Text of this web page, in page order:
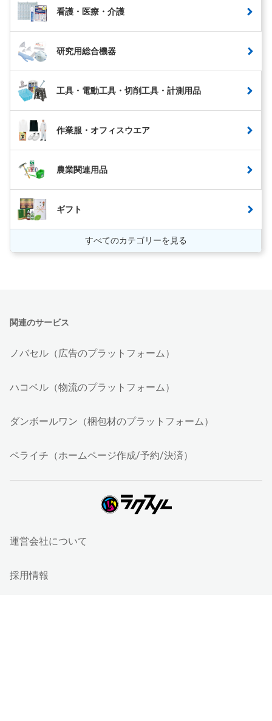
看護・医療・介護
研究用総合機器
工具・電動工具・切削工具・計測用品
作業服・オフィスウエア
農業関連用品
ギフト
すべてのカテゴリーを見る
関連のサービス
ノバセル（広告のプラットフォーム）
ハコベル（物流のプラットフォーム）
ダンボールワン（梱包材のプラットフォーム）
ペライチ（ホームページ作成/予約/決済）
運営会社について
採用情報